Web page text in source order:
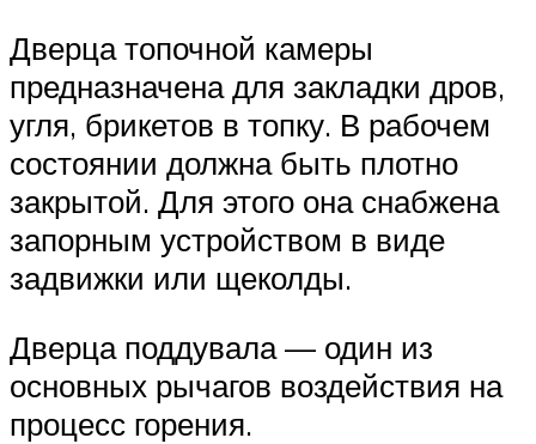
Дверца топочной камеры
предназначена для закладки дров,
угля, брикетов в топку. В рабочем
состоянии должна быть плотно
закрытой. Для этого она снабжена
запорным устройством в виде
задвижки или щеколды.
Дверца поддувала — один из
основных рычагов воздействия на
процесс горения.